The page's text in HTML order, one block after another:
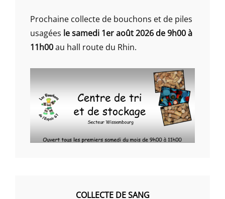
Prochaine collecte de bouchons et de piles
usagées le samedi 1er août 2026 de 9h00 à
11h00au hall route du Rhin.
COLLECTE DE SANG